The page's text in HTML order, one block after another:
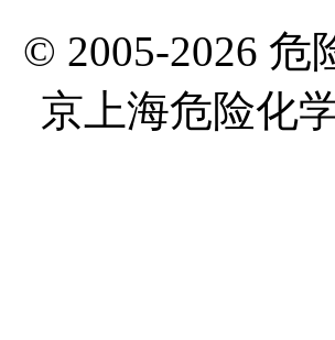
© 2005-2026 危
京上海危险化